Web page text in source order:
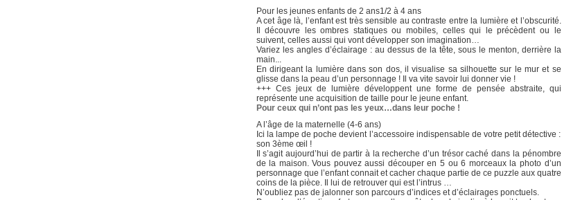
Pour les jeunes enfants de 2 ans1/2 à 4 ans
A cet âge là, l’enfant est très sensible au contraste entre la lumière et l’obscurité.
Il découvre les ombres statiques ou mobiles, celles qui le précèdent ou le
suivent, celles aussi qui vont développer son imagination…
Variez les angles d’éclairage : au dessus de la tête, sous le menton, derrière la
main...
En dirigeant la lumière dans son dos, il visualise sa silhouette sur le mur et se
glisse dans la peau d’un personnage ! Il va vite savoir lui donner vie !
+++ Ces jeux de lumière développent une forme de pensée abstraite, qui
représente une acquisition de taille pour le jeune enfant.
Pour ceux qui n’ont pas les yeux…dans leur poche !
A l’âge de la maternelle (4-6 ans)
Ici la lampe de poche devient l’accessoire indispensable de votre petit détective :
son 3ème œil !
Il s’agit aujourd’hui de partir à la recherche d’un trésor caché dans la pénombre
de la maison. Vous pouvez aussi découper en 5 ou 6 morceaux la photo d’un
personnage que l’enfant connait et cacher chaque partie de ce puzzle aux quatre
coins de la pièce. Il lui de retrouver qui est l’intrus …
N’oubliez pas de jalonner son parcours d’indices et d’éclairages ponctuels.